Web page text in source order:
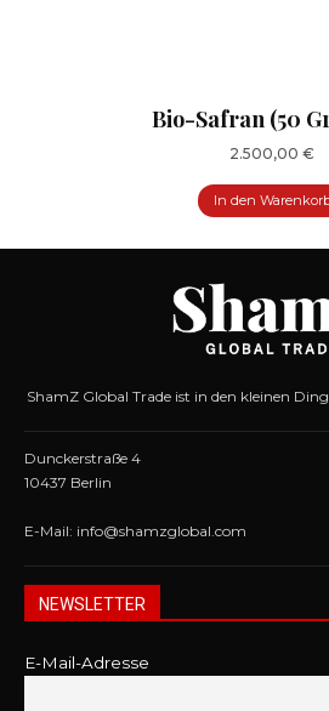
Bio-Safran (50
2.500,00 €
In den
ShamZ Global Trade ist in den kleinen
Dunckerstraße 4
10437 Berlin
E-Mail: info@shamzglobal.com
NEWSLETTER
E-Mail-Adresse